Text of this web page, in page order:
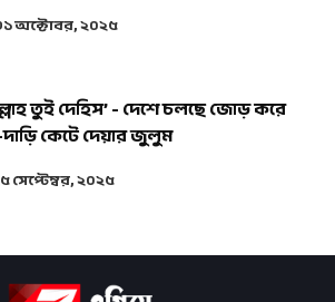
অক্টোবর, ২০২৫
তুই দেহিস’ - দেশে চলছে জোড় করে
কেটে দেয়ার জুলুম
সেপ্টেম্বর, ২০২৫